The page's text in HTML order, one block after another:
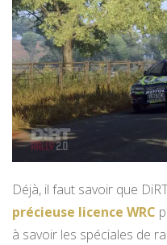
Déjà, il faut savoir que
précieuse licence WRC
à savoir les spéciales de